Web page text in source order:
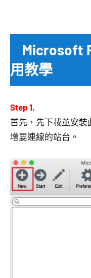
Microsoft
用教學
Step 1.
首先，先下載並安裝
增要連線的站台。